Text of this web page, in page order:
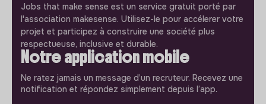
Jobs that make sense est un service gratuit porté par
l'association makesense. Utilisez-le pour accélerer votre
projet et participez à construire une société plus
respectueuse, inclusive et durable.
Notre application mobile
Ne ratez jamais un message d’un recruteur. Recevez une
notification et répondez simplement depuis l’app.